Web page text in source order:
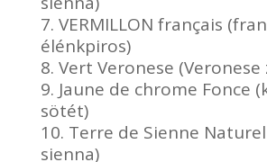
7. VERMILLON français
élénkpiros)
8. Vert Veronese (Veronese
9. Jaune de chrome Fonce
sötét)
10. Terre de Sienne
sienna)